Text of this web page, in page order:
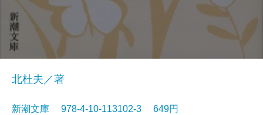
北杜夫／著
新潮文庫 978-4-10-113102-3 649円